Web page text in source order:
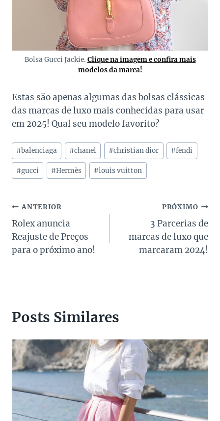
Bolsa Gucci Jackie. Clique na imagem e confira mais
modelos da marca!
Estas são apenas algumas das bolsas clássicas
das marcas de luxo mais conhecidas para usar
em 2025! Qual seu modelo favorito?
Tags
do
Post:
#balenciaga #chanel #christian dior #fendi
#gucci #Hermès #louis vuitton
Navegação
de
Post
ANTERIOR
Rolex anuncia
Reajuste de Preços
para o próximo ano!
PRÓXIMO
3 Parcerias de
marcas de luxo que
marcaram 2024!
Posts Similares